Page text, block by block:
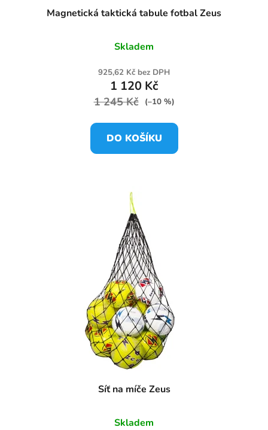
Magnetická taktická tabule fotbal Zeus
Skladem
925,62 Kč bez DPH
1 120 Kč
1 245 Kč (–10 %)
DO KOŠÍKU
Síť na míče Zeus
Skladem